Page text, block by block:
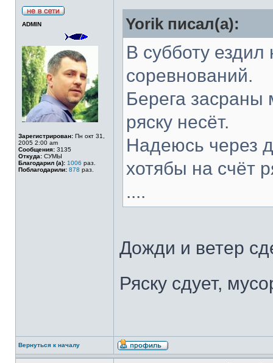
ADMIN
Зарегистрирован: Пн окт 31,
2005 2:00 am
Сообщения: 3135
Откуда: СУМЫ
Благодарил (а): 1006 раз.
Поблагодарили: 878 раз.
Yorik писал(а):
В субботу
соревнований.
Берега засраны
ряску несёт.
Надеюсь через
хотябы на счёт
....
Дожди и ветер
Ряску сдует,
Вернуться к началу